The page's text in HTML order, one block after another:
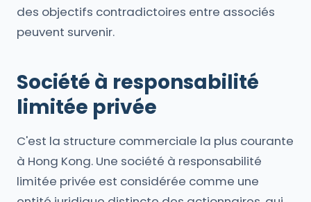
des objectifs contradictoires entre associés
peuvent survenir.
Société à responsabilité
limitée privée
C'est la structure commerciale la plus courante
à Hong Kong. Une société à responsabilité
limitée privée est considérée comme une